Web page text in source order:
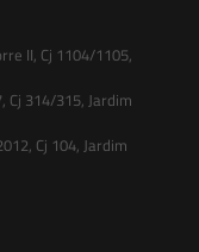
II, Cj 1104/1105,
Cj 314/315, Jardim
Cj 104, Jardim